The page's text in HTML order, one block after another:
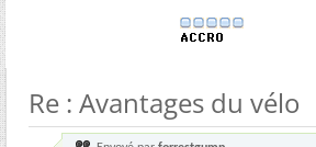
Re : Avantages du vélo